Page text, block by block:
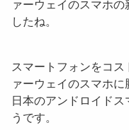
ァーウェイのスマホ
したね。
スマートフォンをコ
ァーウェイのスマホに
日本のアンドロイド
うです。